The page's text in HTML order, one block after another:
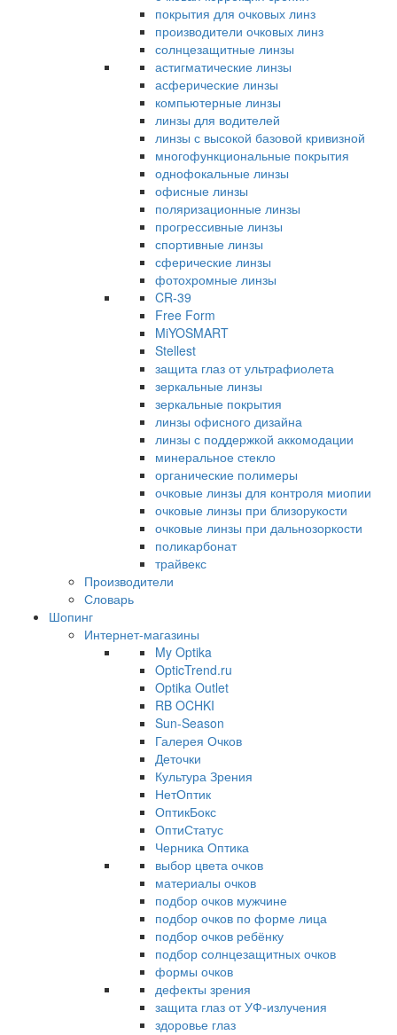
покрытия для очковых линз
производители очковых линз
солнцезащитные линзы
астигматические линзы
асферические линзы
компьютерные линзы
линзы для водителей
линзы с высокой базовой кривизной
многофункциональные покрытия
однофокальные линзы
офисные линзы
поляризационные линзы
прогрессивные линзы
спортивные линзы
сферические линзы
фотохромные линзы
CR-39
Free Form
MiYOSMART
Stellest
защита глаз от ультрафиолета
зеркальные линзы
зеркальные покрытия
линзы офисного дизайна
линзы с поддержкой аккомодации
минеральное стекло
органические полимеры
очковые линзы для контроля миопии
очковые линзы при близорукости
очковые линзы при дальнозоркости
поликарбонат
трайвекс
Производители
Словарь
Шопинг
Интернет-магазины
My Optika
OpticTrend.ru
Optika Outlet
RB OCHKI
Sun-Season
Галерея Очков
Деточки
Культура Зрения
НетОптик
ОптикБокс
ОптиСтатус
Черника Оптика
выбор цвета очков
материалы очков
подбор очков мужчине
подбор очков по форме лица
подбор очков ребёнку
подбор солнцезащитных очков
формы очков
дефекты зрения
защита глаз от УФ-излучения
здоровье глаз